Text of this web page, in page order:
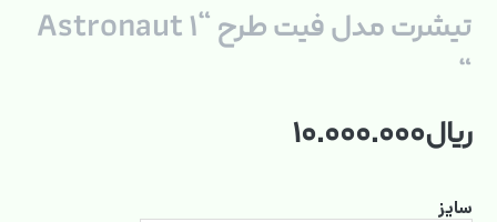
تیشرت مدل فیت طرح “Astronaut ۱
“
ریال۱۰.۰۰۰.۰۰۰
سایز